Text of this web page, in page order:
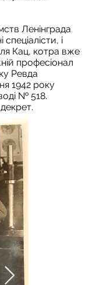
Ленінграда
і
Кац, котра вже
професіонал
Ревда
1942 року
№ 518.